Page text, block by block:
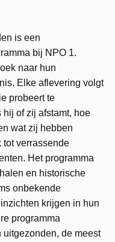
is een
bij NPO 1.
naar hun
Elke aflevering volgt
probeert te
of zij afstamt, hoe
wat zij hebben
tot verrassende
Het programma
en historische
onbekende
krijgen in hun
programma
uitgezonden, de meest